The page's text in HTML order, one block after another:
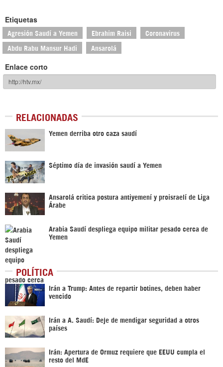
Etiquetas
Agresión Saudí a Yemen Ebrahim Raisi Coronavirus
Abdu Rabu Mansur Hadi Ansarolá
Enlace corto
RELACIONADAS
Yemen derriba otro caza saudí
Séptimo día de invasión saudí a Yemen
Ansarolá critica postura antiyemení y proisraelí de Liga
Árabe
Arabia Saudí despliega equipo militar pesado cerca de
Yemen
POLÍTICA
Irán a Trump: Antes de repartir botines, deben haber
vencido
Irán a A. Saudí: Deje de mendigar seguridad a otros
países
Irán: Apertura de Ormuz requiere que EEUU cumpla el
resto del MdE